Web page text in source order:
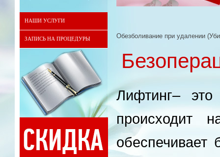
НАШИ УСЛУГИ
ЗАПИСЬ НА ПРОЦЕДУРЫ Обезболивание при удалении
Лифтинг–
происходит